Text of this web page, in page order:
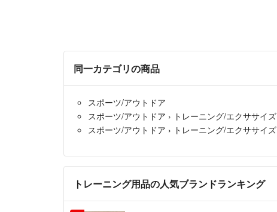
同一カテゴリの商品
スポーツ/アウトドア
スポーツ/アウトドア › トレーニング/エクササイズ
スポーツ/アウトドア › トレーニング/エクササイズ
トレーニング用品の人気ブランドランキング